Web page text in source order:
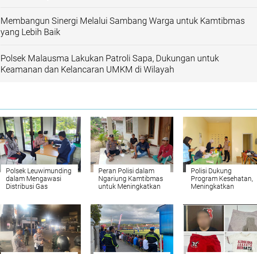
Membangun Sinergi Melalui Sambang Warga untuk Kamtibmas
yang Lebih Baik
Polsek Malausma Lakukan Patroli Sapa, Dukungan untuk
Keamanan dan Kelancaran UMKM di Wilayah
Polsek Leuwimunding
dalam Mengawasi
Distribusi Gas
Kuat dengan Agen
LPG
Peran Polisi dalam
Ngariung Kamtibmas
untuk Meningkatkan
Polisi Dukung
Program Kesehatan,
Meningkatkan
Monitoring Prolanis